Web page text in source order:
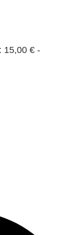
15,00 € -